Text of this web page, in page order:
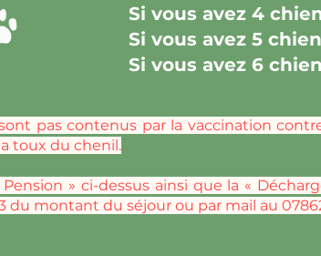
Si vous avez 4
Si vous avez 5
Si vous avez 6
pas contenus par la vaccination
toux du chenil.
» ci-dessus ainsi que la «
du montant du séjour ou par mail au